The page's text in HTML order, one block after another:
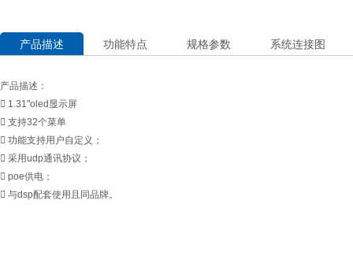
产品描述 功能特点 规格参数 系统连接图
产品描述：
 1.31"oled显示屏
 支持32个菜单
 功能支持用户自定义；
 采用udp通讯协议；
 poe供电；
 与dsp配套使用且同品牌。